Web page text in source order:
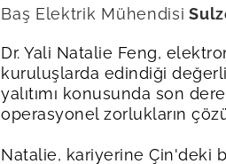
Baş Elektrik Mühendisi
Dr. Yali Natalie Feng,
kuruluşlarda edindiği
yalıtımı konusunda son
operasyonel zorlukların
Natalie, kariyerine Çin'deki